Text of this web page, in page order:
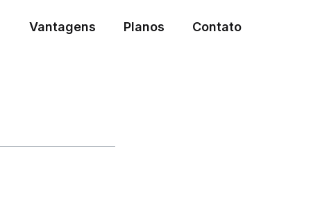
Vantagens Planos Contato